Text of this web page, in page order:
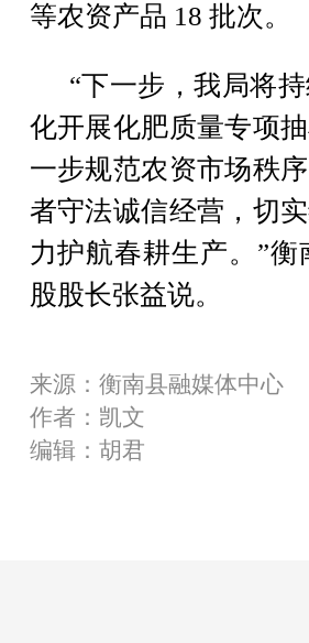
等农资产品 18 批次。
“下一步，我局将
化开展化肥质量专项
一步规范农资市场秩
者守法诚信经营，切
力护航春耕生产。”
股股长张益说。
来源：衡南县融媒体中心
作者：凯文
编辑：胡君